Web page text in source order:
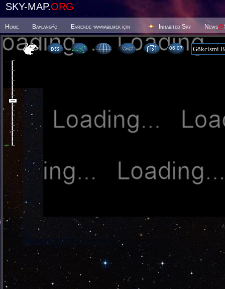
SKY-MAP.ORG
Home Baþlangýç Evrende yaþayabilmek için Inhabited Sky News@
06:07